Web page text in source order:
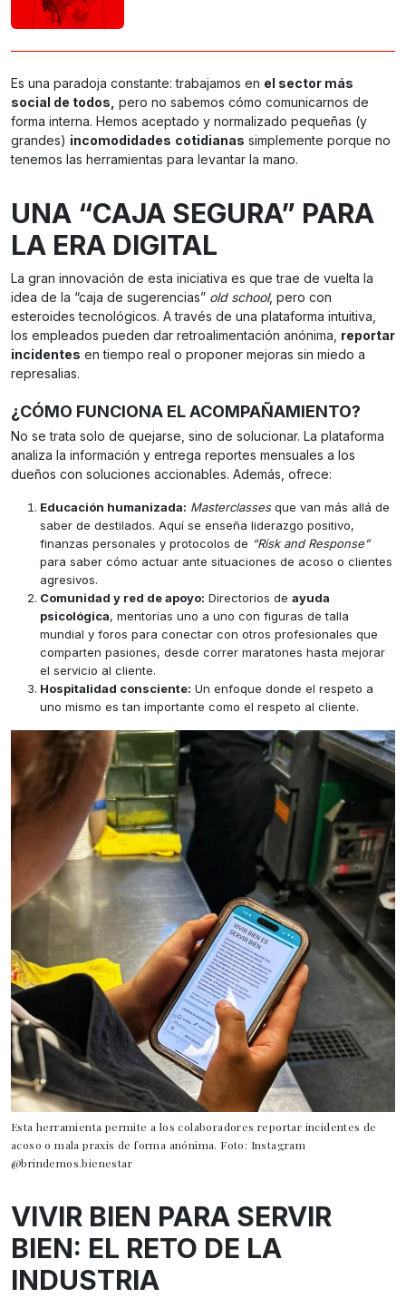
Es una paradoja constante: trabajamos en el sector más
social de todos, pero no sabemos cómo comunicarnos de
forma interna. Hemos aceptado y normalizado pequeñas (y
grandes) incomodidades cotidianas simplemente porque no
tenemos las herramientas para levantar la mano.
UNA “CAJA SEGURA” PARA
LA ERA DIGITAL
La gran innovación de esta iniciativa es que trae de vuelta la
idea de la “caja de sugerencias” old school, pero con
esteroides tecnológicos. A través de una plataforma intuitiva,
los empleados pueden dar retroalimentación anónima, reportar
incidentes en tiempo real o proponer mejoras sin miedo a
represalias.
¿CÓMO FUNCIONA EL ACOMPAÑAMIENTO?
No se trata solo de quejarse, sino de solucionar. La plataforma
analiza la información y entrega reportes mensuales a los
dueños con soluciones accionables. Además, ofrece:
Educación humanizada: Masterclassesque van más allá de
saber de destilados. Aquí se enseña liderazgo positivo,
finanzas personales y protocolos de “Risk and Response”
para saber cómo actuar ante situaciones de acoso o clientes
agresivos.
Comunidad y red de apoyo: Directorios de ayuda
psicológica, mentorías uno a uno con figuras de talla
mundial y foros para conectar con otros profesionales que
comparten pasiones, desde correr maratones hasta mejorar
el servicio al cliente.
Hospitalidad consciente: Un enfoque donde el respeto a
uno mismo es tan importante como el respeto al cliente.
Esta herramienta permite a los colaboradores reportar incidentes de
acoso o mala praxis de forma anónima. Foto: Instagram
@brindemos.bienestar
VIVIR BIEN PARA SERVIR
BIEN: EL RETO DE LA
INDUSTRIA